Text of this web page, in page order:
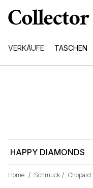
VERKÄUFE TASCHEN
Home / Schmuck / Chopard
HAPPY DIAMONDS